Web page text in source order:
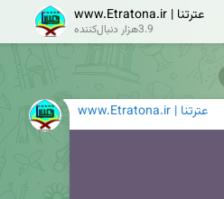
عترتنا | www.Etratona.ir
3.9هزار دنبال‌کننده
عترتنا | www.Etratona.ir